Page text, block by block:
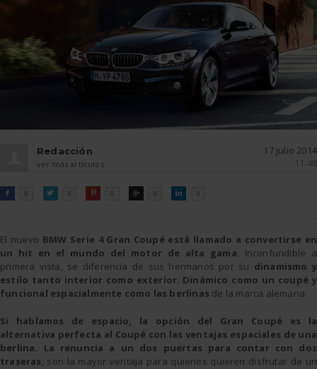
Redacción
ver más artículos
17 julio 2014
11:48

FACEBOOK
0 
TWITTER0 
PINTEREST
0 
GOOGLE0 
LINKEDIN
0
El nuevo BMW Serie 4 Gran Coupé está llamado a convertirse en
un hit en el mundo del motor de alta gama. Inconfundible a
primera vista, se diferencia de sus hermanos por su dinamismo y
estilo tanto interior como exterior. Dinámico como un coupé y
funcional espacialmente como las berlinas de la marca alemana.
Si hablamos de espacio, la opción del Gran Coupé es la
alternativa perfecta al Coupé con las ventajas espaciales de una
berlina. La renuncia a un dos puertas para contar con dos
traseras , son la mayor ventaja para quienes quieren disfrutar de un